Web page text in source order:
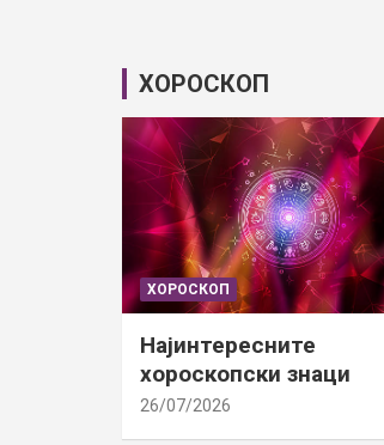
ХОРОСКОП
ХОРОСКОП
Најинтересните
хороскопски знаци
26/07/2026